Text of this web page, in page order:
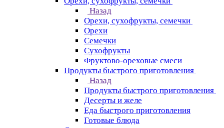
Назад
Орехи, сухофрукты, семечки
Орехи
Семечки
Сухофрукты
Фруктово-ореховые смеси
Продукты быстрого приготовления
Назад
Продукты быстрого приготовления
Десерты и желе
Еда быстрого приготовления
Готовые блюда